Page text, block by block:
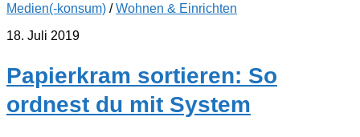
Medien(-konsum) /Wohnen & Einrichten
18. Juli 2019
Papierkram sortieren: So
ordnest du mit System